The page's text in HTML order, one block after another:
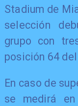
Stadium de
selección
grupo con
posición 64
En caso de
se medirá